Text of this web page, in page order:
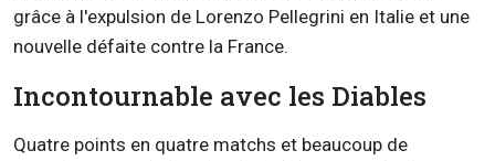
grâce à l'expulsion de Lorenzo Pellegrini en Italie et une
nouvelle défaite contre la France.
Incontournable avec les Diables
Quatre points en quatre matchs et beaucoup de